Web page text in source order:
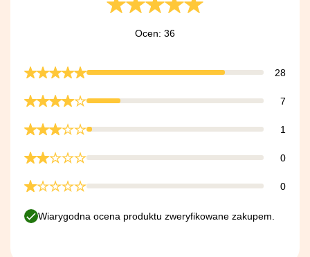
Ocen: 36
28
7
1
0
0
Wiarygodna ocena produktu zweryfikowane zakupem.